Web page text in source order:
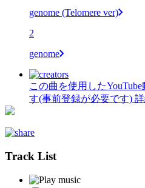
genome (Telomere ver)
2
genome
この曲を使用した
す(事前登録が必要です)
Track List